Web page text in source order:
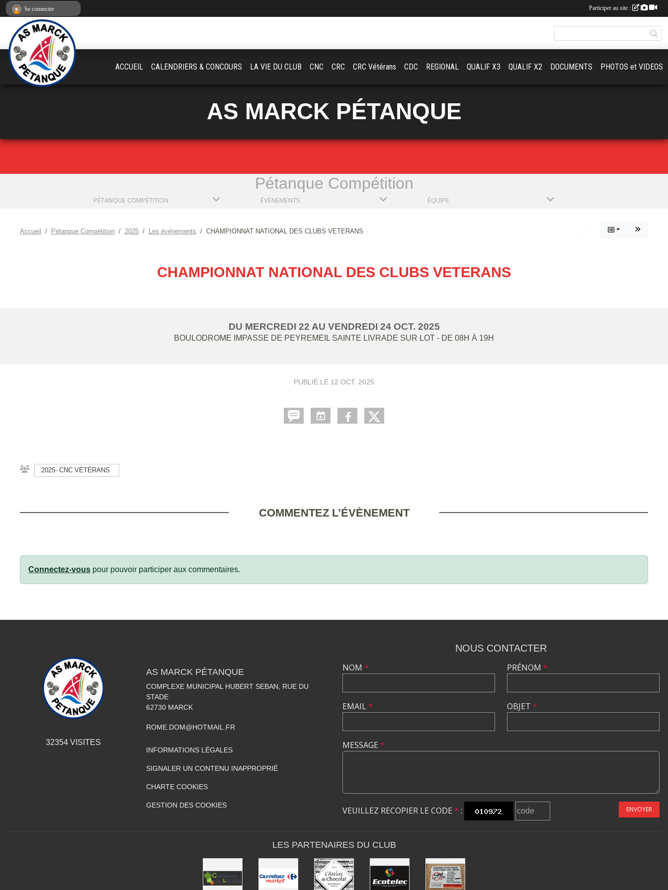
AS MARCK PÉTANQUE
Pétanque Compétition
PÉTANQUE COMPÉTITION ÉVÈNEMENTS ÉQUIPE
Accueil Pétanque Compétition 2025 Les évènements CHAMPIONNAT NATIONAL DES CLUBS VETERANS
CHAMPIONNAT NATIONAL DES CLUBS VETERANS
DU MERCREDI 22 AU VENDREDI 24 OCT. 2025
BOULODROME IMPASSE DE PEYREMEIL SAINTE LIVRADE SUR LOT - DE 08H À 19H
PUBLIÉ LE 12 OCT. 2025
2025- CNC VÉTÉRANS
COMMENTEZ L’ÉVÈNEMENT
Connectez-vous pour pouvoir participer aux commentaires.
ACCUEIL CALENDRIERS & CONCOURS LA VIE DU CLUB CNC CRC CRC Vétérans CDC REGIONAL QUALIF X3 QUALIF X2 DOCUMENTS PHOTOS et VIDEOS
32354VISITES
AS MARCK PÉTANQUE
COMPLEXE MUNICIPAL HUBERT SEBAN, RUE DU
STADE
62730 MARCK
ROME.DOM@HOTMAIL.FR
INFORMATIONS LÉGALES
SIGNALER UN CONTENU INAPPROPRIÉ
CHARTE COOKIES
GESTION DES COOKIES
NOUS CONTACTER
NOM *
EMAIL*
PRÉNOM *
OBJET *
MESSAGE *
VEUILLEZ RECOPIER LE CODE * : ENVOYER
LES PARTENAIRES DU CLUB
Se connecter Participer au site :
Panneau de gestion des cookies